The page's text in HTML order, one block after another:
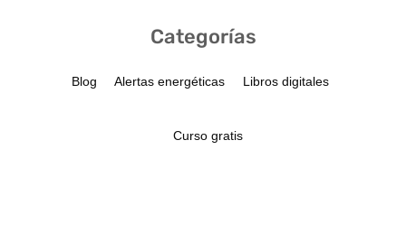
Categorías
Blog Alertas energéticas Libros digitales
Curso gratis